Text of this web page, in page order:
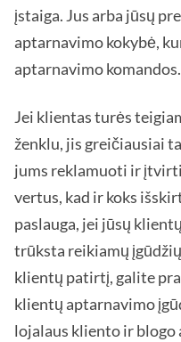
įstaiga. Jus arba jūsų
aptarnavimo kokybė,
aptarnavimo komandos.
Jei klientas turės
ženklu, jis greičiausiai
jums reklamuoti ir
vertus, kad ir koks
paslauga, jei jūsų
trūksta reikiamų
klientų patirtį, galite
klientų aptarnavimo
lojalaus kliento ir blogo